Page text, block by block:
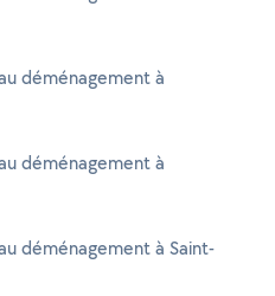
déménagement à
déménagement à
déménagement à Saint-